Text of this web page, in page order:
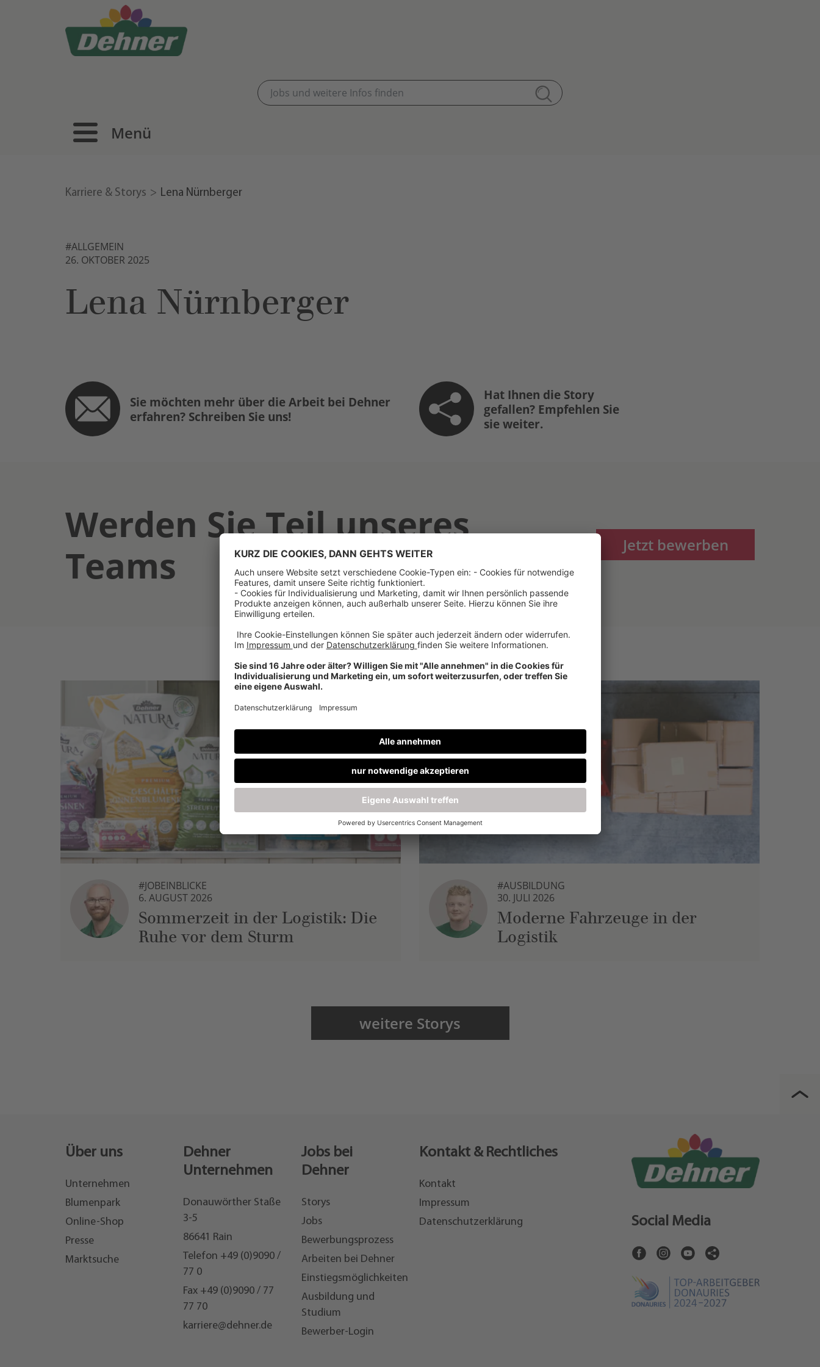
Menü
Karriere & Storys Lena Nürnberger
#ALLGEMEIN
26. OKTOBER 2025
Lena Nürnberger
Sie möchten mehr über die Arbeit bei Dehner
erfahren? Schreiben Sie uns!
Hat Ihnen die Story
gefallen? Empfehlen Sie
sie weiter.
Werden Sie Teil unseres
Teams
Jetzt bewerben
#JOBEINBLICKE
6. AUGUST 2026
Sommerzeit in der Logistik: Die
Ruhe vor dem Sturm
#AUSBILDUNG
30. JULI 2026
Moderne Fahrzeuge in der
Logistik
weitere Storys
Über uns
Unternehmen
Blumenpark
Online-Shop
Presse
Marktsuche
Dehner
Unternehmen
Donauwörther Staße
3-5
86641 Rain
Telefon +49 (0)9090 /
77 0
Fax +49 (0)9090 / 77
77 70
karriere@dehner.de
Jobs bei
Dehner
Storys
Jobs
Bewerbungsprozess
Arbeiten bei Dehner
Einstiegsmöglichkeiten
Ausbildung und
Studium
Bewerber-Login
Kontakt & Rechtliches
Kontakt
Impressum
Datenschutzerklärung
Social Media